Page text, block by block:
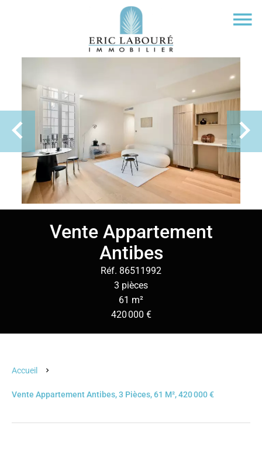
Vente Appartement
Antibes
Réf. 86511992
3 pièces
61 m²
420 000 €
Accueil
Vente Appartement Antibes, 3 Pièces, 61 M², 420 000 €